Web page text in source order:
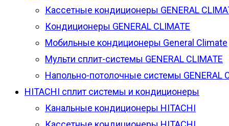
Кассетные кондиционеры GENERAL
Кондиционеры GENERAL CLIMATE
Мобильные кондиционеры General Climate
Мульти сплит-системы GENERAL CLIMATE
Напольно-потолочные системы GENERAL
HITACHI сплит системы и кондиционеры
Канальные кондиционеры HITACHI